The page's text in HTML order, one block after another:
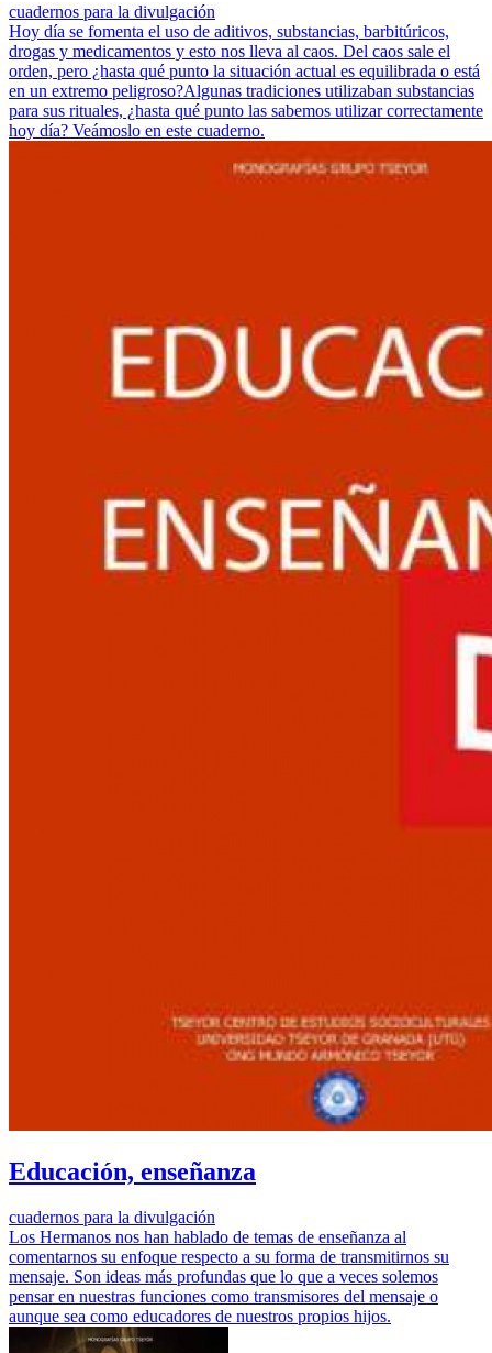
cuadernos para la divulgación
Hoy día se fomenta el uso de aditivos, substancias, barbitúricos,
drogas y medicamentos y esto nos lleva al caos. Del caos sale el
orden, pero ¿hasta qué punto la situación actual es equilibrada o está
en un extremo peligroso?Algunas tradiciones utilizaban substancias
para sus rituales, ¿hasta qué punto las sabemos utilizar correctamente
hoy día? Veámoslo en este cuaderno.
Educación, enseñanza
cuadernos para la divulgación
Los Hermanos nos han hablado de temas de enseñanza al
comentarnos su enfoque respecto a su forma de transmitirnos su
mensaje. Son ideas más profundas que lo que a veces solemos
pensar en nuestras funciones como transmisores del mensaje o
aunque sea como educadores de nuestros propios hijos.